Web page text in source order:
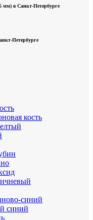
в Санкт-Петербурге
Петербурге
кость
синий
синий